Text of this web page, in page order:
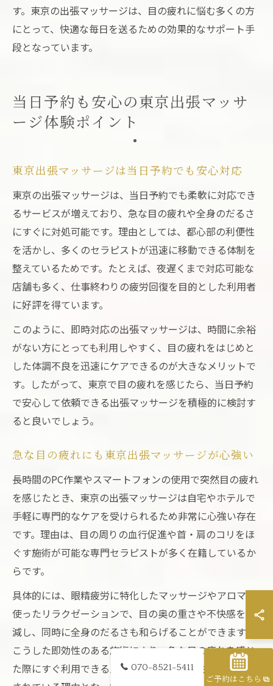
す。東京の出張マッサージは、目の疲れに悩む多くの方
にとって、快適な毎日を送るための効果的なサポート手
段となっています。
当日予約も安心の東京出張マッサ
ージ体験ポイント
東京出張マッサージは当日予約でも安心対応
東京の出張マッサージは、当日予約でも柔軟に対応でき
るサービスが増えており、急な目の疲れや全身のだるさ
にすぐに対処可能です。理由としては、都心部の利便性
を活かし、多くのセラピストが迅速に移動できる体制を
整えているためです。たとえば、夜遅くまで対応可能な
店舗も多く、仕事終わりの疲労回復を目的とした利用者
に好評を得ています。
このように、即時対応の出張マッサージは、時間に余裕
がない方にとっても利用しやすく、目の疲れをはじめと
した体調不良を迅速にケアできるのが大きなメリットで
す。したがって、東京で目の疲れを感じたら、当日予約
で安心して依頼できる出張マッサージを積極的に検討す
ると良いでしょう。
急な目の疲れにも東京出張マッサージが心強い
長時間のPC作業やスマートフォンの使用で突然目の疲れ
を感じたとき、東京の出張マッサージは自宅やホテルで
手軽に専門的なケアを受けられるため非常に心強い存在
です。理由は、目の周りの血行促進や首・肩のコリをほ
ぐす施術が可能な専門セラピストが多く在籍しているか
らです。
具体的には、眼精疲労に特化したマッサージやアロマを
使ったリラクゼーションで、目の奥の重さや不快感を軽
減し、同時に全身のだるさも和らげることができます。
こうした即効性のある施術により、急な目の疲れを感じ
た際にすぐ利用できる点が、多忙な東京の生活者に支持
070-8521-5411
ご予約はこちら